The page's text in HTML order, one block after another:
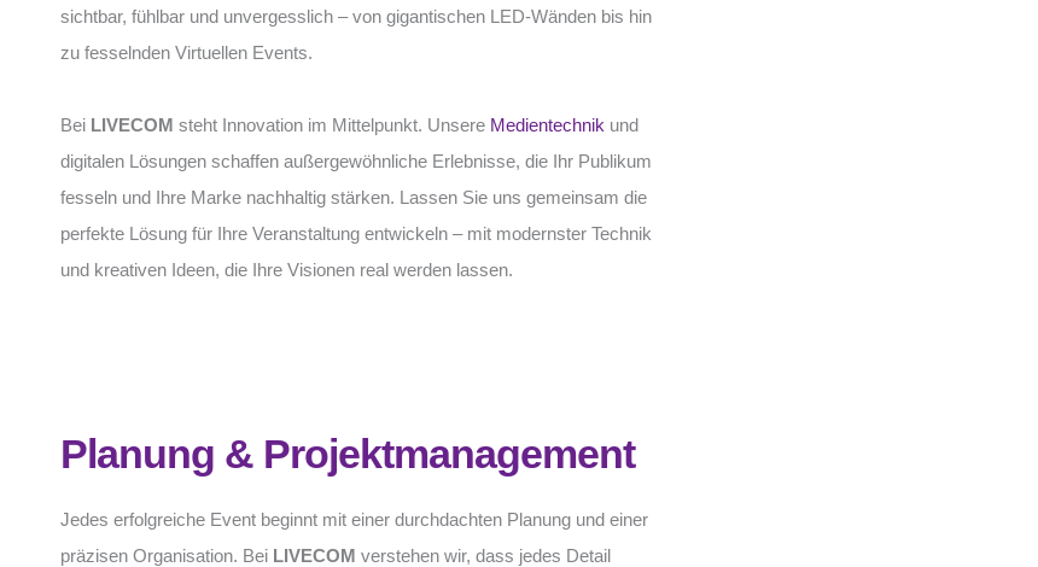
sichtbar, fühlbar und unvergesslich – von gigantischen LED-Wänden bis hin
zu fesselnden Virtuellen Events.
Bei LIVECOM steht Innovation im Mittelpunkt. Unsere Medientechnik und
digitalen Lösungen schaffen außergewöhnliche Erlebnisse, die Ihr Publikum
fesseln und Ihre Marke nachhaltig stärken. Lassen Sie uns gemeinsam die
perfekte Lösung für Ihre Veranstaltung entwickeln – mit modernster Technik
und kreativen Ideen, die Ihre Visionen real werden lassen.
Planung & Projektmanagement
Jedes erfolgreiche Event beginnt mit einer durchdachten Planung und einer
präzisen Organisation. Bei LIVECOM verstehen wir, dass jedes Detail